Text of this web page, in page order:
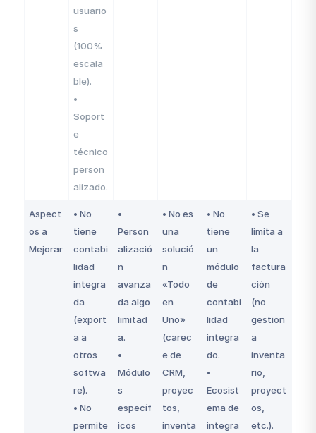
usuario
s
(100%
escala
ble).
•
Soport
e
técnico
person
alizado.
Aspect
os a
Mejorar
• No
tiene
contabi
lidad
integra
da
(export
a a
otros
softwa
re).
• No
permite
•
Person
alizació
n
avanza
da algo
limitad
a.
•
Módulo
s
específ
icos
• No es
una
solució
n
«Todo
en
Uno»
(carec
e de
CRM,
proyec
tos,
inventa
• No
tiene
un
módulo
de
contabi
lidad
integra
do.
•
Ecosist
ema de
integra
• Se
limita a
la
factura
ción
(no
gestion
a
inventa
rio,
proyect
os,
etc.).